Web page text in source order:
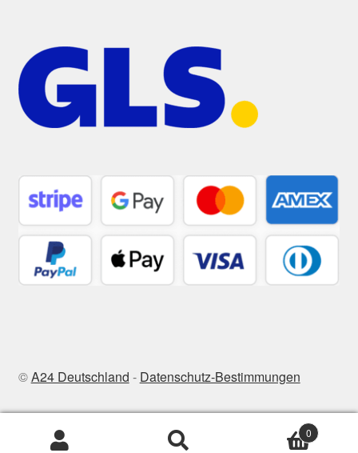
©A24 Deutschland - Datenschutz-Bestimmungen
Suchen
0